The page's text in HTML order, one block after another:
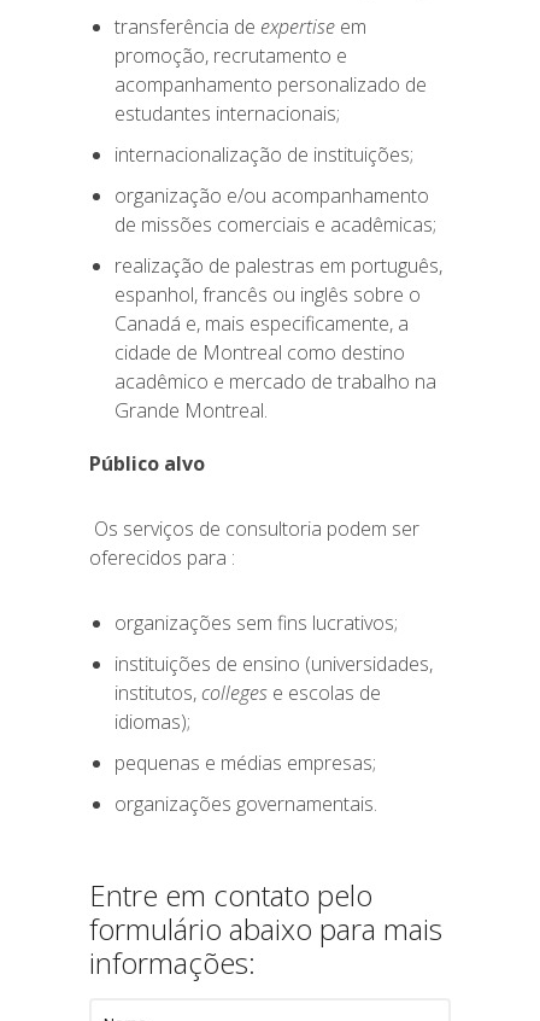
transferência de expertiseem
promoção, recrutamento e
acompanhamento personalizado de
estudantes internacionais;
internacionalização de instituições;
organização e/ou acompanhamento
de missões comerciais e acadêmicas;
realização de palestras em português,
espanhol, francês ou inglês sobre o
Canadá e, mais especificamente, a
cidade de Montreal como destino
acadêmico e mercado de trabalho na
Grande Montreal.
Público alvo
Os serviços de consultoria podem ser
oferecidos para :
organizações sem fins lucrativos;
instituições de ensino (universidades,
institutos,collegese escolas de
idiomas);
pequenas e médias empresas;
organizações governamentais.
Entre em contato pelo
formulário abaixo para mais
informações: